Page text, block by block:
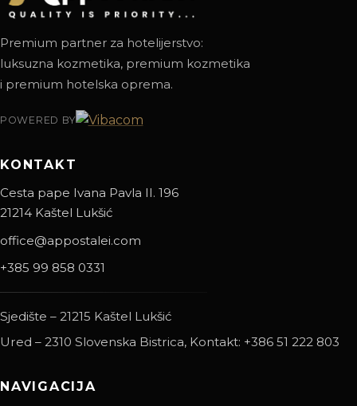
Premium partner za hotelijerstvo:
luksuzna kozmetika, premium kozmetika
i premium hotelska oprema.
POWERED BY
KONTAKT
Cesta pape Ivana Pavla II. 196
21214 Kaštel Lukšić
office@appostalei.com
+385 99 858 0331
Sjedište – 21215 Kaštel Lukšić
Ured – 2310 Slovenska Bistrica, Kontakt: +386 51 222 803
NAVIGACIJA